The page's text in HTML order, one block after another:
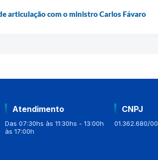
articulação com o ministro Carlos Fávaro
Atendimento
Das 07:30hs às 11:30hs - 13:00h
às 17:00h
CNPJ
01.362.680/